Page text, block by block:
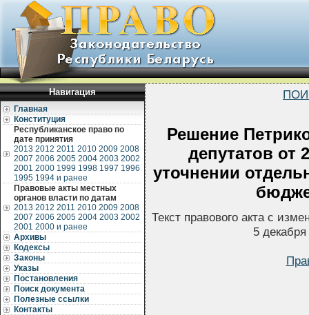
Навигация
Главная
Конституция
Республиканское право по
дате принятия
2013 2012 2011 2010 2009 2008
2007 2006 2005 2004 2003 2002
2001 2000 1999 1998 1997 1996
1995 1994 и ранее
Правовые акты местных
органов власти по датам
2013 2012 2011 2010 2009 2008
2007 2006 2005 2004 2003 2002
2001 2000 и ранее
Архивы
Кодексы
Законы
Указы
Постановления
Поиск документа
Полезные ссылки
Контакты
Решение
депутатов от
уточнении
Текст правового акта с
5